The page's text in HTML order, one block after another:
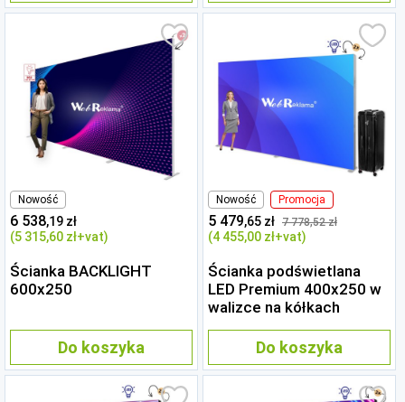
Nowość
6 538,19 zł
(5 315,60 zł+vat)
Ścianka BACKLIGHT
600x250
Do koszyka
Nowość Promocja
5 479,65 zł 7 778,52 zł
(4 455,00 zł+vat)
Ścianka podświetlana
LED Premium 400x250 w
walizce na kółkach
Do koszyka